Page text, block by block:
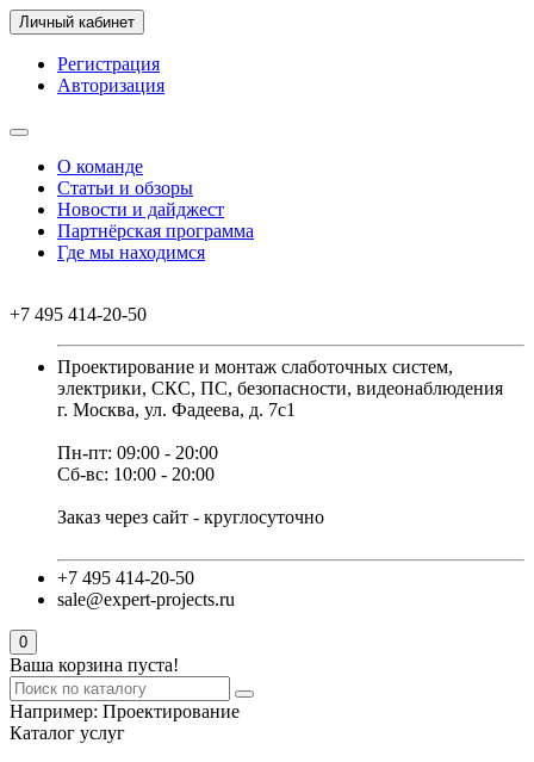
Личный кабинет
Регистрация
Авторизация
О команде
Статьи и обзоры
Новости и дайджест
Партнёрская программа
Где мы находимся
+7 495 414-20-50
Проектирование и монтаж слаботочных систем,
электрики, СКС, ПС, безопасности, видеонаблюдения
г. Москва, ул. Фадеева, д. 7с1
Пн-пт: 09:00 - 20:00
Сб-вс: 10:00 - 20:00
Заказ через сайт - круглосуточно
+7 495 414-20-50
sale@expert-projects.ru
0
Ваша корзина пуста!
Например: Проектирование
Каталог услуг